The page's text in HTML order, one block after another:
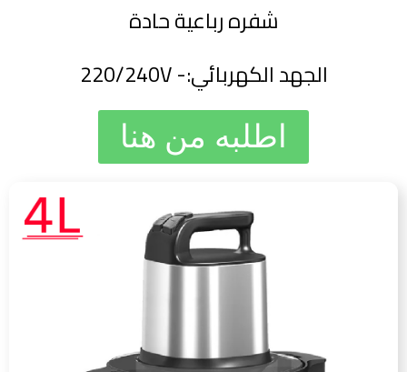
شفره رباعية حادة
الجهد الكهربائي:- 220/240V
اطلبه من هنا